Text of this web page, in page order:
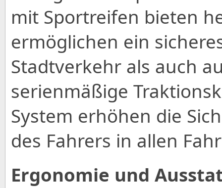
mit Sportreifen bieten
ermöglichen ein
Stadtverkehr als auch
serienmäßige
System erhöhen die
des Fahrers in allen
Ergonomie und